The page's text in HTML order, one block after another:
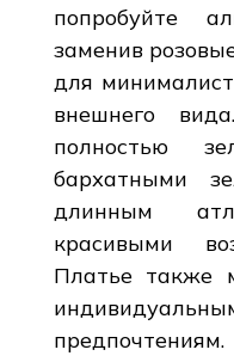
попробуйте
заменив
для
внешнего
полностью
бархатными
длинным
красивыми
Платье также
предпочтениям.